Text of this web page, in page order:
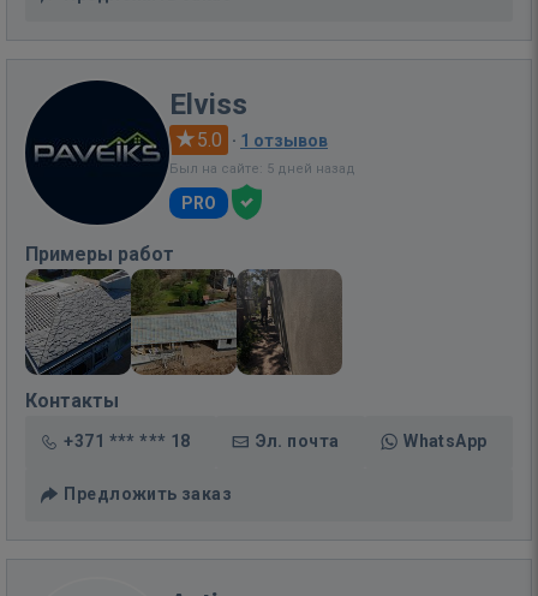
Elviss
5.0 · 1 отзывов
Был на сайте: 5 дней назад
PRO
Примеры работ
Контакты
+371 *** *** 18 Эл. почта WhatsApp
Предложить заказ